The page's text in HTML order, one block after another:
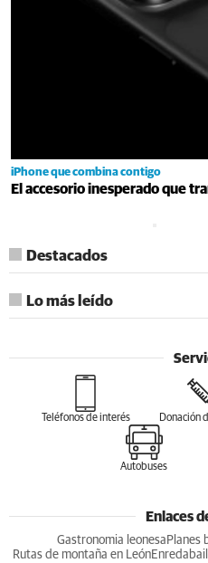
iPhone que combina contigo
El accesorio inesperado que
Destacados
Lo más leído
Teléfonos de interés Donación
Autobuses
Enlaces
Gastronomia leonesa Planes
Rutas de montaña en León